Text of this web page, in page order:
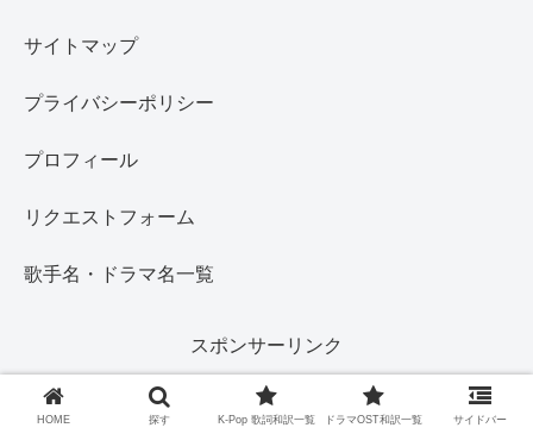
サイトマップ
プライバシーポリシー
プロフィール
リクエストフォーム
歌手名・ドラマ名一覧
スポンサーリンク
HOME 探す K-Pop 歌詞和訳一覧 ドラマOST和訳一覧 サイドバー